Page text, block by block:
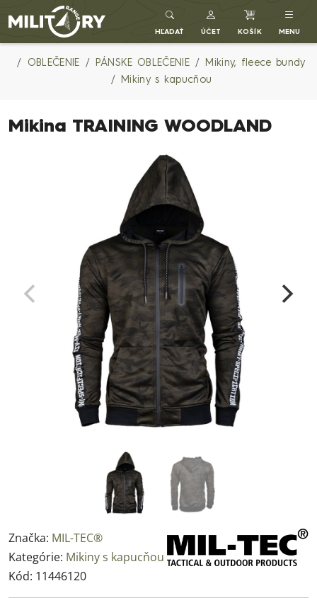
Army shop MILITARY RANGE SK
HĽADAŤ ÚČET KOŠÍK MENU
OBLEČENIE PÁNSKE OBLEČENIE
Mikiny, fleece bundy
Mikiny s kapucňou
Mikina TRAINING WOODLAND
Značka: MIL-TEC®
Kategórie: Mikiny s kapucňou
Kód: 11446120